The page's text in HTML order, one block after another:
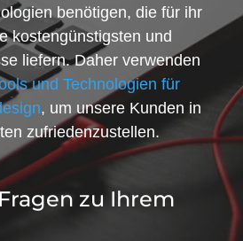
benötigen, die für ihr
kostengünstigsten und
liefern. Daher verwenden
und Technologien für
, um unsere Kunden in
zufriedenzustellen.
zu Ihrem